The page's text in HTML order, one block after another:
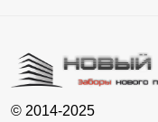
© 2014-2025